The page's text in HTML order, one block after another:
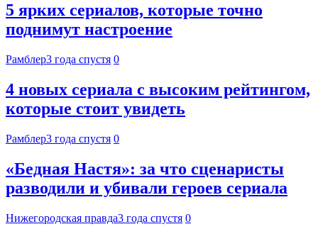
5 ярких сериалов, которые точно
поднимут настроение
Рамблер3 года спустя 0
4 новых сериала с высоким рейтингом,
которые стоит увидеть
Рамблер3 года спустя 0
«Бедная Настя»: за что сценаристы
разводили и убивали героев сериала
Нижегородская правда3 года спустя 0